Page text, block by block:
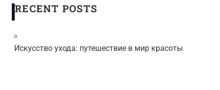
RECENT POSTS
Искусство ухода: путешествие в мир красоты